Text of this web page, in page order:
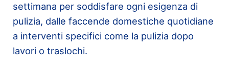
settimana per soddisfare ogni esigenza di
pulizia, dalle faccende domestiche quotidiane
a interventi specifici come la pulizia dopo
lavori o traslochi.